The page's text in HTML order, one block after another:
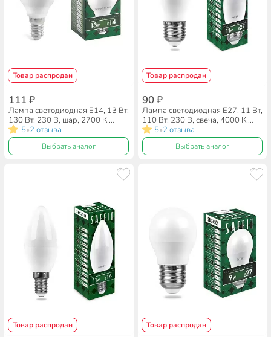
Товар распродан
111 ₽
Лампа светодиодная E14, 13 Вт,
130 Вт, 230 В, шар, 2700 К,
теплый белый свет, Saffit,
SBG4513, G45, 55157
5•2 отзыва
Выбрать аналог
Товар распродан
90 ₽
Лампа светодиодная E27, 11 Вт,
110 Вт, 230 В, свеча, 4000 К,
нейтральный белый свет, Saffit,
SBC3711, C37, 55135
5•2 отзыва
Выбрать аналог
Товар распродан Товар распродан